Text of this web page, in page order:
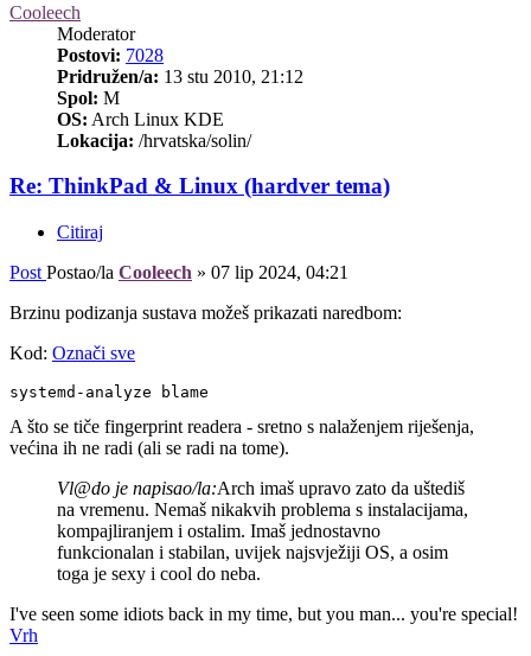
Cooleech
Moderator
Postovi: 7028
Pridružen/a: 13 stu 2010, 21:12
Spol: M
OS: Arch Linux KDE
Lokacija: /hrvatska/solin/
Re: ThinkPad & Linux (hardver tema)
Citiraj
Post Postao/la Cooleech » 07 lip 2024, 04:21
Brzinu podizanja sustava možeš prikazati naredbom:
Kod: Označi sve
systemd-analyze blame
A što se tiče fingerprint readera - sretno s nalaženjem riješenja,
većina ih ne radi (ali se radi na tome).
Vl@do je napisao/la:Arch imaš upravo zato da uštediš
na vremenu. Nemaš nikakvih problema s instalacijama,
kompajliranjem i ostalim. Imaš jednostavno
funkcionalan i stabilan, uvijek najsvježiji OS, a osim
toga je sexy i cool do neba.
I've seen some idiots back in my time, but you man... you're special!
Vrh